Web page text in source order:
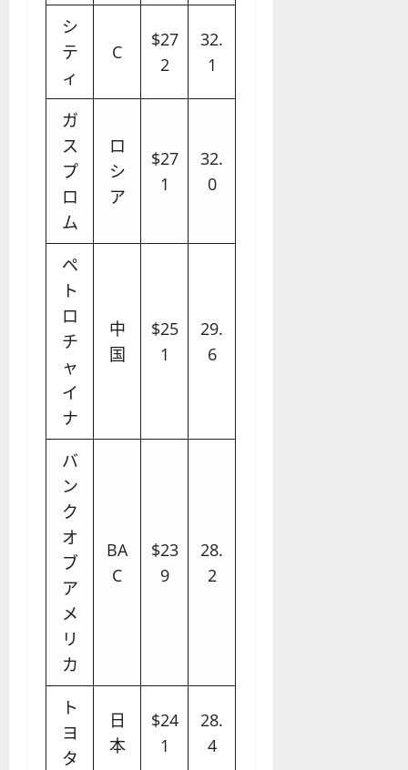
シ
テ
ィ
C
$27
2
32.
1
ガ
ス
プ
ロ
ム
ロ
シ
ア
$27
1
32.
0
ペ
ト
ロ
チ
ャ
イ
ナ
中
国
$25
1
29.
6
バ
ン
ク
オ
ブ
ア
メ
リ
カ
BA
C
$23
9
28.
2
ト
ヨ
タ
日
本
$24
1
28.
4